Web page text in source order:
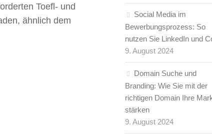
Toefl- und
ähnlich dem
Social Media im
Bewerbungsprozess: So
nutzen Sie LinkedIn und
9. August 2024
Domain Suche und
Branding: Wie Sie mit der
richtigen Domain Ihre
stärken
9. August 2024